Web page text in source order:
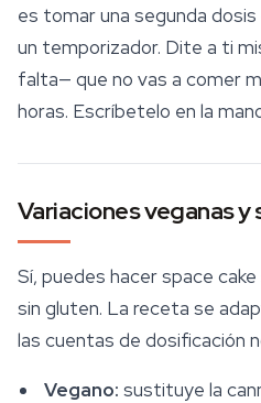
es tomar una segunda
un temporizador. Dite a ti
falta— que no vas a comer
horas. Escríbetelo en la
Variaciones veganas y
Sí, puedes hacer space
sin gluten. La receta se
las cuentas de dosificación
Vegano: sustituye la